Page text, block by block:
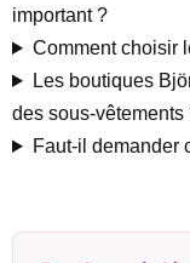
important ?
Comment choisir
Les boutiques
des sous-vêtements
Faut-il demander